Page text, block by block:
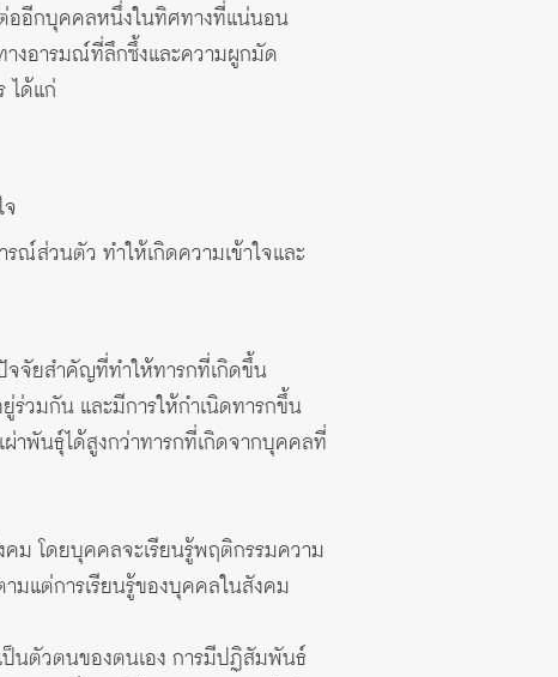
ออีกบุคคลหนึ่งในทิศทางที่แน่นอน
างอารมณ์ที่ลึกซึ้งและความผูกมัด
ได้แก่
ส่วนตัว ทำให้เกิดความเข้าใจและ
จจัยสำคัญที่ทำให้ทารกที่เกิดขึ้น
ร่วมกัน และมีการให้กำเนิดทารกขึ้น
าพันธุ์ได้สูงกว่าทารกที่เกิดจากบุคคลที่
ม โดยบุคคลจะเรียนรู้พฤติกรรมความ
แต่การเรียนรู้ของบุคคลในสังคม
นตัวตนของตนเอง การมีปฏิสัมพันธ์